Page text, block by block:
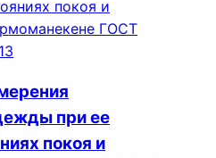
при ее
покоя и